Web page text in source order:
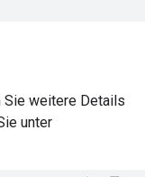
Sie weitere Details
unter